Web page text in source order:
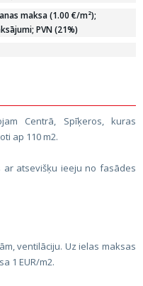
maksa (1.00 €/m²);
PVN (21%)
Centrā, Spīķeros, kuras
ap 110 m2.
ar atsevišķu ieeju no fasādes
ventilāciju. Uz ielas maksas
1 EUR/m2.